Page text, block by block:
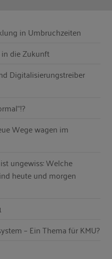
in Umbruchzeiten
in die Zukunft
Digitalisierungstreiber
Wege wagen im
ungewiss: Welche
heute und morgen
– Ein Thema für KMU?